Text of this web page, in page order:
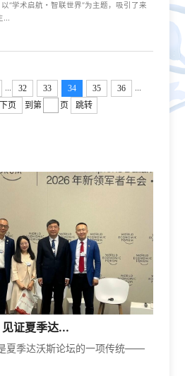
“学术启航・智联世界”为主题，吸引了来
...
... 32 33 34 35 36
...
下页 到第 页 跳转
见证夏季达...
夏季达沃斯论坛的一项传统——